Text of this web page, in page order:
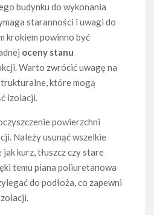
budynku do wykonania
staranności i uwagi do
krokiem powinno być
oceny stanu
Warto zwrócić uwagę na
które mogą
izolacji.
powierzchni
Należy usunąć wszelkie
kurz, tłuszcz czy stare
temu piana poliuretanowa
do podłoża, co zapewni